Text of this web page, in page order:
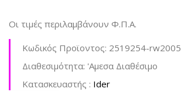
Οι τιμές περιλαμβάνουν Φ.Π.Α.
Κωδικός Προϊοντος: 2519254-rw2005
Διαθεσιμότητα: 'Aμεσα Διαθέσιμο
Kατασκευαστής : Ider